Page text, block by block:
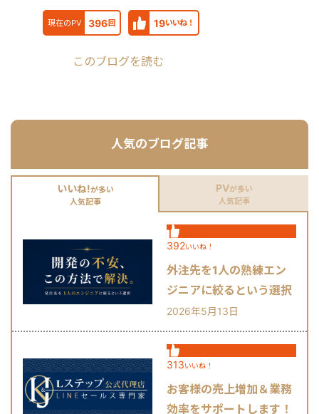
人気のブログ記事
いいね!が多い
人気記事
PVが多い
人気記事
392いいね！
外注先を1人の熟練エン
ジニアに絞るという選択
肢
2026年5月13日
313いいね！
お客様の売上増加＆業務
効率をサポートします！
験業界 ・買取サービス ・不用品回収
・人材紹介：toC/toBいずれも経験あり
食店 ・官公庁
現在のPV 396 回 19いいね！
い。」最近こうい
このブログを読む